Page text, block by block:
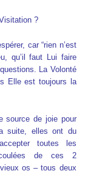
?
car “rien n’est
qu’il faut Lui faire
La Volonté
Elle est toujours la
source de joie pour
suite, elles ont du
toutes les
de ces 2
os – tous deux